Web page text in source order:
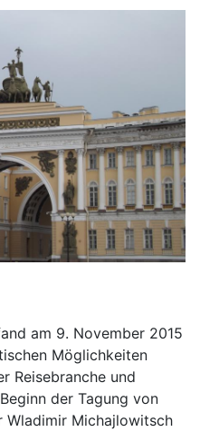
am 9. November 2015
Möglichkeiten
Reisebranche und
der Tagung von
Wladimir Michajlowitsch